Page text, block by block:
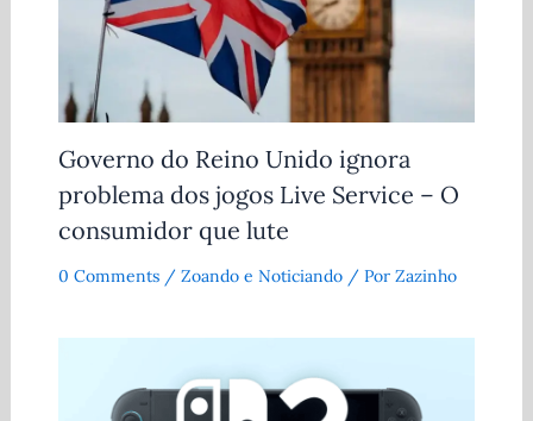
Governo do Reino Unido ignora
problema dos jogos Live Service – O
consumidor que lute
0 Comments / Zoando e Noticiando/ Por Zazinho